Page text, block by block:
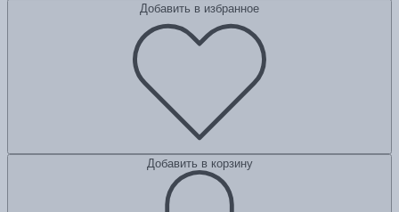
Добавить в избранное
Добавить в корзину